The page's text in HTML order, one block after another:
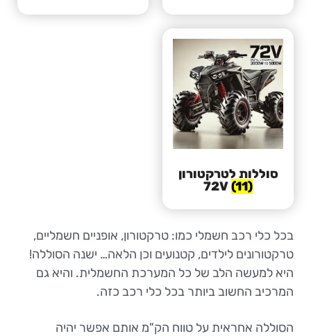
סוללות לטרקטורון
72V(11)
בכל כלי רכב חשמלי כמו: טרקטורון, אופניים חשמליים,
טרקטורונים לילדים, קטנועים וכן הלאה… ישנה הסוללה!
היא למעשה הלב של כל המערכת החשמלית. והיא גם
המרכיב החשוב ביותר בכל כלי רכב כזה.
הסוללה אחראית על טווח הק"מ אותם אפשר יהיה